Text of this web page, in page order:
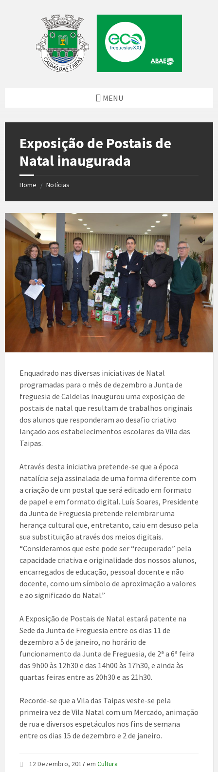
MENU
Exposição de Postais de
Natal inaugurada
Home / Notícias
Enquadrado nas diversas iniciativas de Natal
programadas para o mês de dezembro a Junta de
freguesia de Caldelas inaugurou uma exposição de
postais de natal que resultam de trabalhos originais
dos alunos que responderam ao desafio criativo
lançado aos estabelecimentos escolares da Vila das
Taipas.
Através desta iniciativa pretende-se que a época
natalícia seja assinalada de uma forma diferente com
a criação de um postal que será editado em formato
de papel e em formato digital. Luís Soares, Presidente
da Junta de Freguesia pretende relembrar uma
herança cultural que, entretanto, caiu em desuso pela
sua substituição através dos meios digitais.
“Consideramos que este pode ser “recuperado” pela
capacidade criativa e originalidade dos nossos alunos,
encarregados de educação, pessoal docente e não
docente, como um símbolo de aproximação a valores
e ao significado do Natal.”
A Exposição de Postais de Natal estará patente na
Sede da Junta de Freguesia entre os dias 11 de
dezembro a 5 de janeiro, no horário de
funcionamento da Junta de Freguesia, de 2ª a 6ª feira
das 9h00 às 12h30 e das 14h00 às 17h30, e ainda às
quartas feiras entre as 20h30 e as 21h30.
Recorde-se que a Vila das Taipas veste-se pela
primeira vez de Vila Natal com um Mercado, animação
de rua e diversos espetáculos nos fins de semana
entre os dias 15 de dezembro e 2 de janeiro.
12 Dezembro, 2017em Cultura